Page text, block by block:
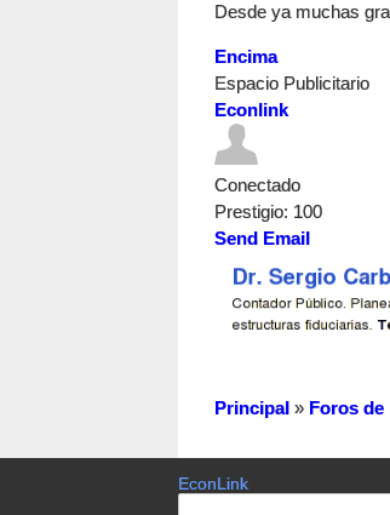
Desde ya muchas
Encima
Espacio Publicitario
Econlink
Conectado
Prestigio: 100
Send Email
Principal » Foros de
EconLink